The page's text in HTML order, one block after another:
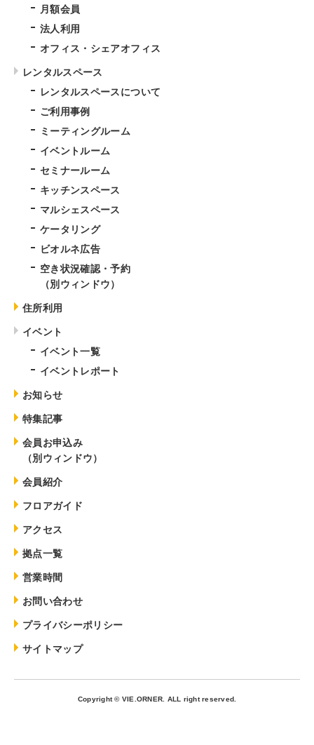
月額会員
法人利用
オフィス・シェアオフィス
レンタルスペース
レンタルスペースについて
ご利用事例
ミーティングルーム
イベントルーム
セミナールーム
キッチンスペース
マルシェスペース
ケータリング
ビオルネ広告
空き状況確認・予約
（別ウィンドウ）
住所利用
イベント
イベント一覧
イベントレポート
お知らせ
特集記事
会員お申込み
（別ウィンドウ）
会員紹介
フロアガイド
アクセス
拠点一覧
営業時間
お問い合わせ
プライバシーポリシー
サイトマップ
Copyright © VIE.ORNER. ALL right reserved.